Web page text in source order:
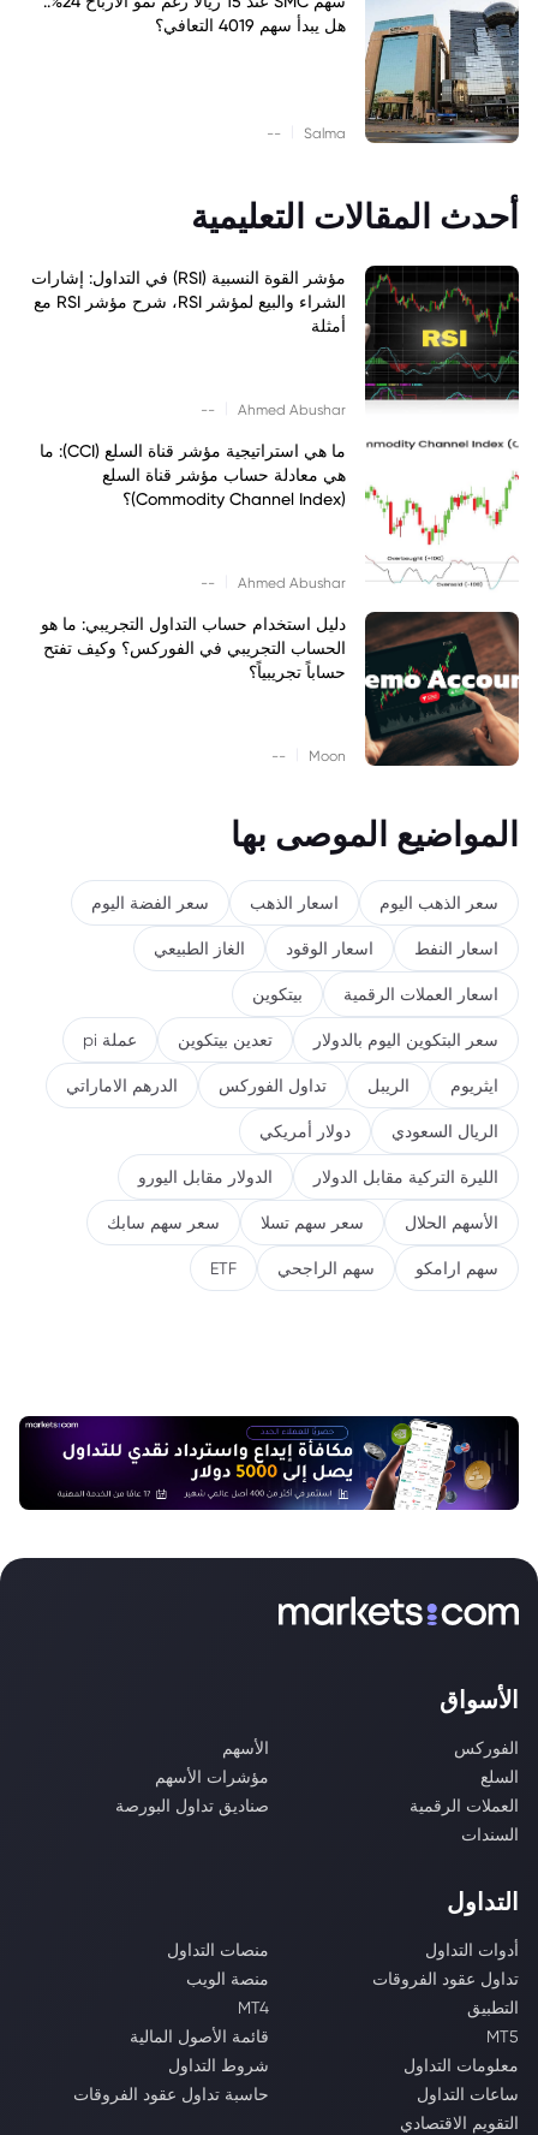
هل يبدأ سهم 4019 التعافي؟
Salma
--
أحدث المقالات التعليمية
مؤشر القوة النسبية (RSI) في التداول: إشارات
الشراء والبيع لمؤشر RSI، شرح مؤشر RSI مع
أمثلة
Ahmed Abushar
--
ما هي استراتيجية مؤشر قناة السلع (CCI): ما
هي معادلة حساب مؤشر قناة السلع
(Commodity Channel Index)؟
Ahmed Abushar
--
دليل استخدام حساب التداول التجريبي: ما هو
الحساب التجريبي في الفوركس؟ وكيف تفتح
حساباً تجريبياً؟
Moon
--
المواضيع الموصى بها
سعر الذهب اليوم اسعار الذهب سعر الفضة اليوم
اسعار النفط اسعار الوقود الغاز الطبيعي
اسعار العملات الرقمية بيتكوين
سعر البتكوين اليوم بالدولار تعدين بيتكوين عملة pi
ايثريوم الريبل تداول الفوركس الدرهم الاماراتي
الريال السعودي دولار أمريكي
الليرة التركية مقابل الدولار الدولار مقابل اليورو
الأسهم الحلال سعر سهم تسلا سعر سهم سابك
سهم ارامكو سهم الراجحي ETF
الأسواق
الفوركس
الأسهم
السلع
مؤشرات الأسهم
العملات الرقمية
صناديق تداول البورصة
السندات
التداول
أدوات التداول
منصات التداول
تداول عقود الفروقات
منصة الويب
التطبيق
MT4
MT5
قائمة الأصول المالية
معلومات التداول
شروط التداول
ساعات التداول
حاسبة تداول عقود الفروقات
التقويم الاقتصادي